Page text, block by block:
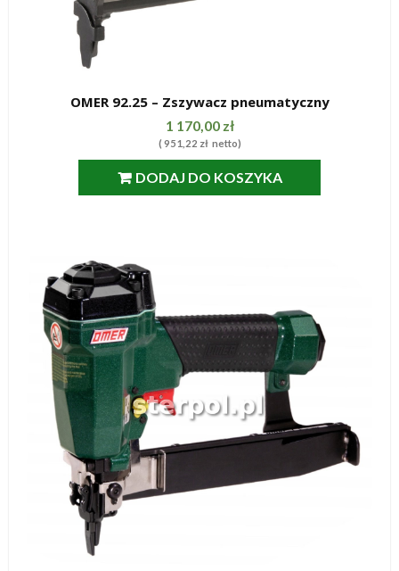
OMER 92.25 – Zszywacz pneumatyczny
1 170,00 zł
( 951,22 zł netto)
DODAJ DO KOSZYKA